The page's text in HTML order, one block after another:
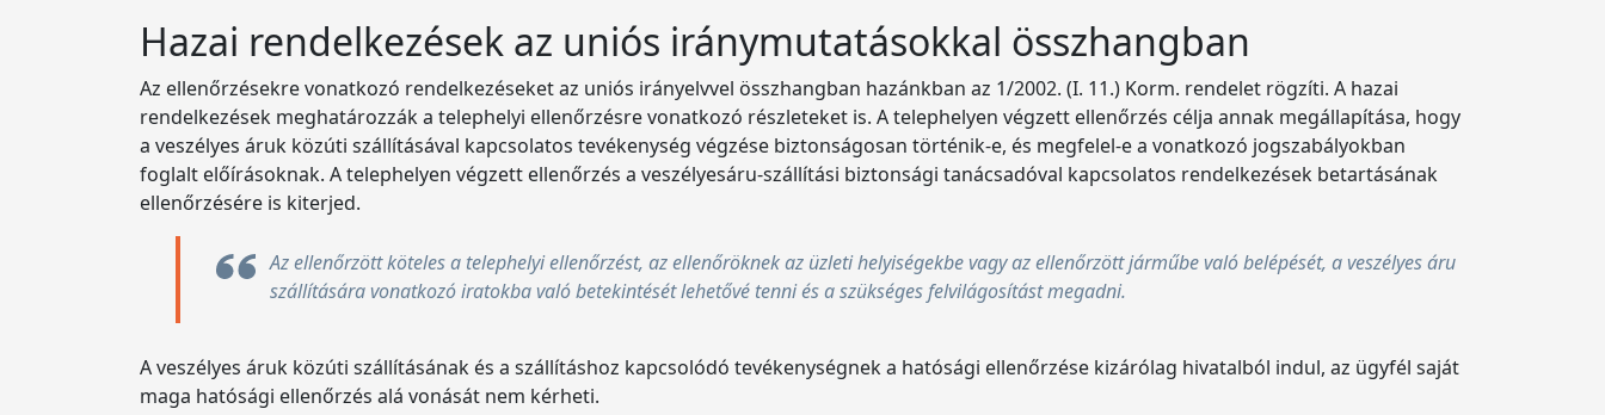
Hazai rendelkezések az uniós iránymutatásokkal összhangban
Az ellenőrzésekre vonatkozó rendelkezéseket az uniós irányelvvel összhangban hazánkban az 1/2002. (I. 11.) Korm. rendelet rögzíti. A hazai
rendelkezések meghatározzák a telephelyi ellenőrzésre vonatkozó részleteket is. A telephelyen végzett ellenőrzés célja annak megállapítása, hogy
a veszélyes áruk közúti szállításával kapcsolatos tevékenység végzése biztonságosan történik-e, és megfelel-e a vonatkozó jogszabályokban
foglalt előírásoknak. A telephelyen végzett ellenőrzés a veszélyesáru-szállítási biztonsági tanácsadóval kapcsolatos rendelkezések betartásának
ellenőrzésére is kiterjed.
Az ellenőrzött köteles a telephelyi ellenőrzést, az ellenőröknek az üzleti helyiségekbe vagy az ellenőrzött járműbe való belépését, a veszélyes áru
szállítására vonatkozó iratokba való betekintését lehetővé tenni és a szükséges felvilágosítást megadni.
A veszélyes áruk közúti szállításának és a szállításhoz kapcsolódó tevékenységnek a hatósági ellenőrzése kizárólag hivatalból indul, az ügyfél saját
maga hatósági ellenőrzés alá vonását nem kérheti.